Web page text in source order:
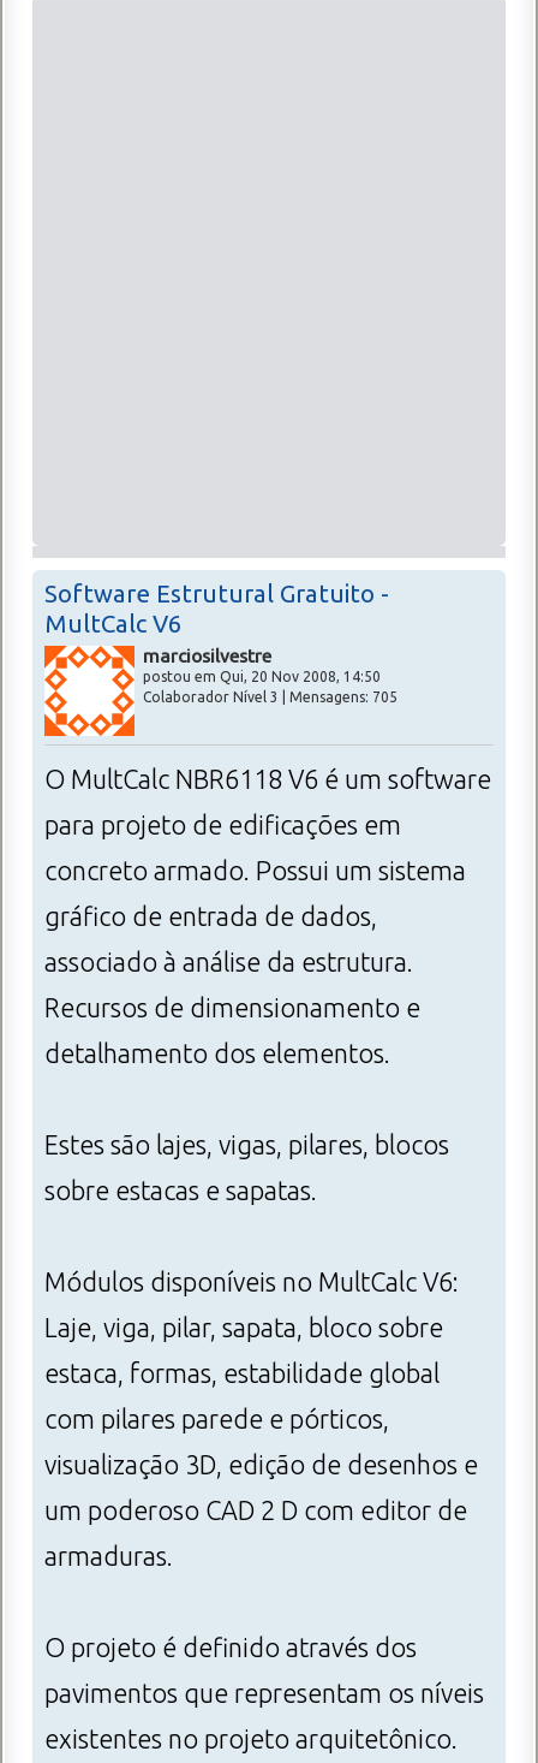
Software Estrutural Gratuito -
MultCalc V6
marciosilvestre
postou em Qui, 20 Nov 2008, 14:50
Colaborador Nível 3 | Mensagens: 705
O MultCalc NBR6118 V6 é um software
para projeto de edificações em
concreto armado. Possui um sistema
gráfico de entrada de dados,
associado à análise da estrutura.
Recursos de dimensionamento e
detalhamento dos elementos.
Estes são lajes, vigas, pilares, blocos
sobre estacas e sapatas.
Módulos disponíveis no MultCalc V6:
Laje, viga, pilar, sapata, bloco sobre
estaca, formas, estabilidade global
com pilares parede e pórticos,
visualização 3D, edição de desenhos e
um poderoso CAD 2 D com editor de
armaduras.
O projeto é definido através dos
pavimentos que representam os níveis
existentes no projeto arquitetônico.